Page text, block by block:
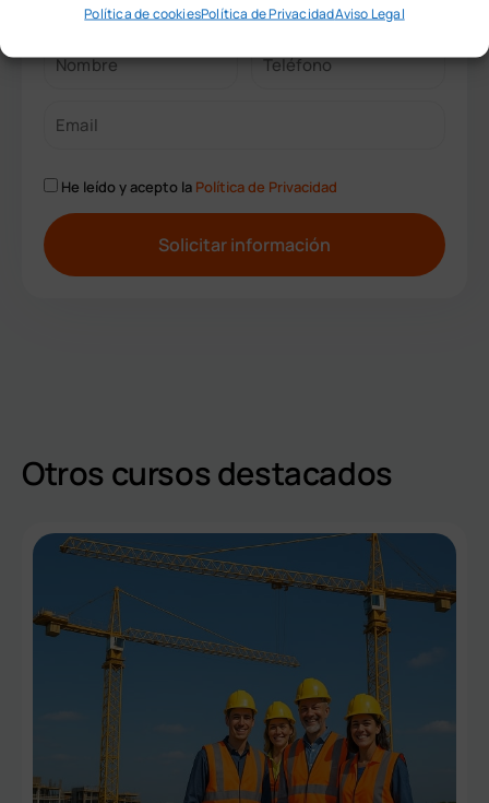
Política de cookiesPolítica de PrivacidadAviso Legal
Solicita información de este curso
He leído y acepto la Política de Privacidad
e
Otros cursos destacados